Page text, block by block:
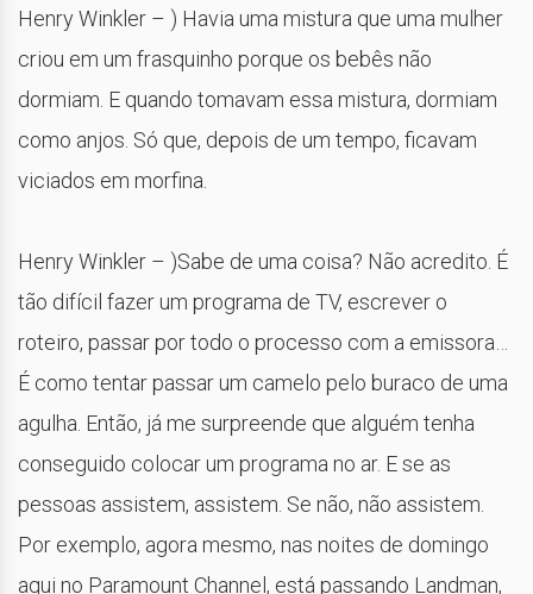
Henry Winkler – ) Havia uma mistura que uma mulher
criou em um frasquinho porque os bebês não
dormiam. E quando tomavam essa mistura, dormiam
como anjos. Só que, depois de um tempo, ficavam
viciados em morfina.
Henry Winkler – )Sabe de uma coisa? Não acredito. É
tão difícil fazer um programa de TV, escrever o
roteiro, passar por todo o processo com a emissora…
É como tentar passar um camelo pelo buraco de uma
agulha. Então, já me surpreende que alguém tenha
conseguido colocar um programa no ar. E se as
pessoas assistem, assistem. Se não, não assistem.
Por exemplo, agora mesmo, nas noites de domingo
aqui no Paramount Channel, está passando Landman,